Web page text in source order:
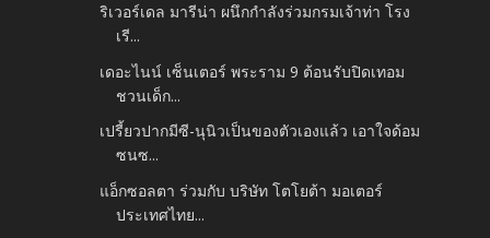
ริเวอร์เดล มารีน่า ผนึกกำลังร่วมกรมเจ้าท่า โรง
เรี...
เดอะไนน์ เซ็นเตอร์ พระราม 9 ต้อนรับปิดเทอม
ชวนเด็ก...
เปรี้ยวปากมีซี-นุนิวเป็นของตัวเองแล้ว เอาใจด้อม
ซนซ...
แอ็กซอลตา ร่วมกับ บริษัท โตโยต้า มอเตอร์
ประเทศไทย...